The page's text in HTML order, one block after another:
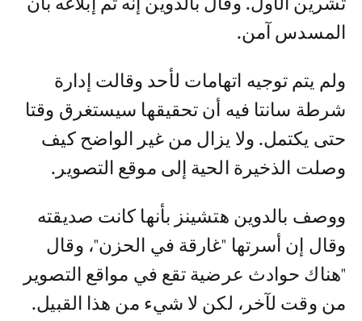
المسدس آمن.
ولم يتم توجيه اتهامات لأحد وقالت إدارة
شرطة سانتا فيه أن تحقيقها سيستغرق وقتا
حتى يكتمل. ولا يزال من غير الواضح كيف
وصلت الذخيرة الحية إلى موقع التصوير.
ووصف بالدوين هتشينز بأنها كانت صديقته
وقال إن أسرتها "غارقة في الحزن"، وقال
"هناك حوادث عرضية تقع في مواقع التصوير
من وقت لآخر، لكن لا شيء من هذا القبيل.